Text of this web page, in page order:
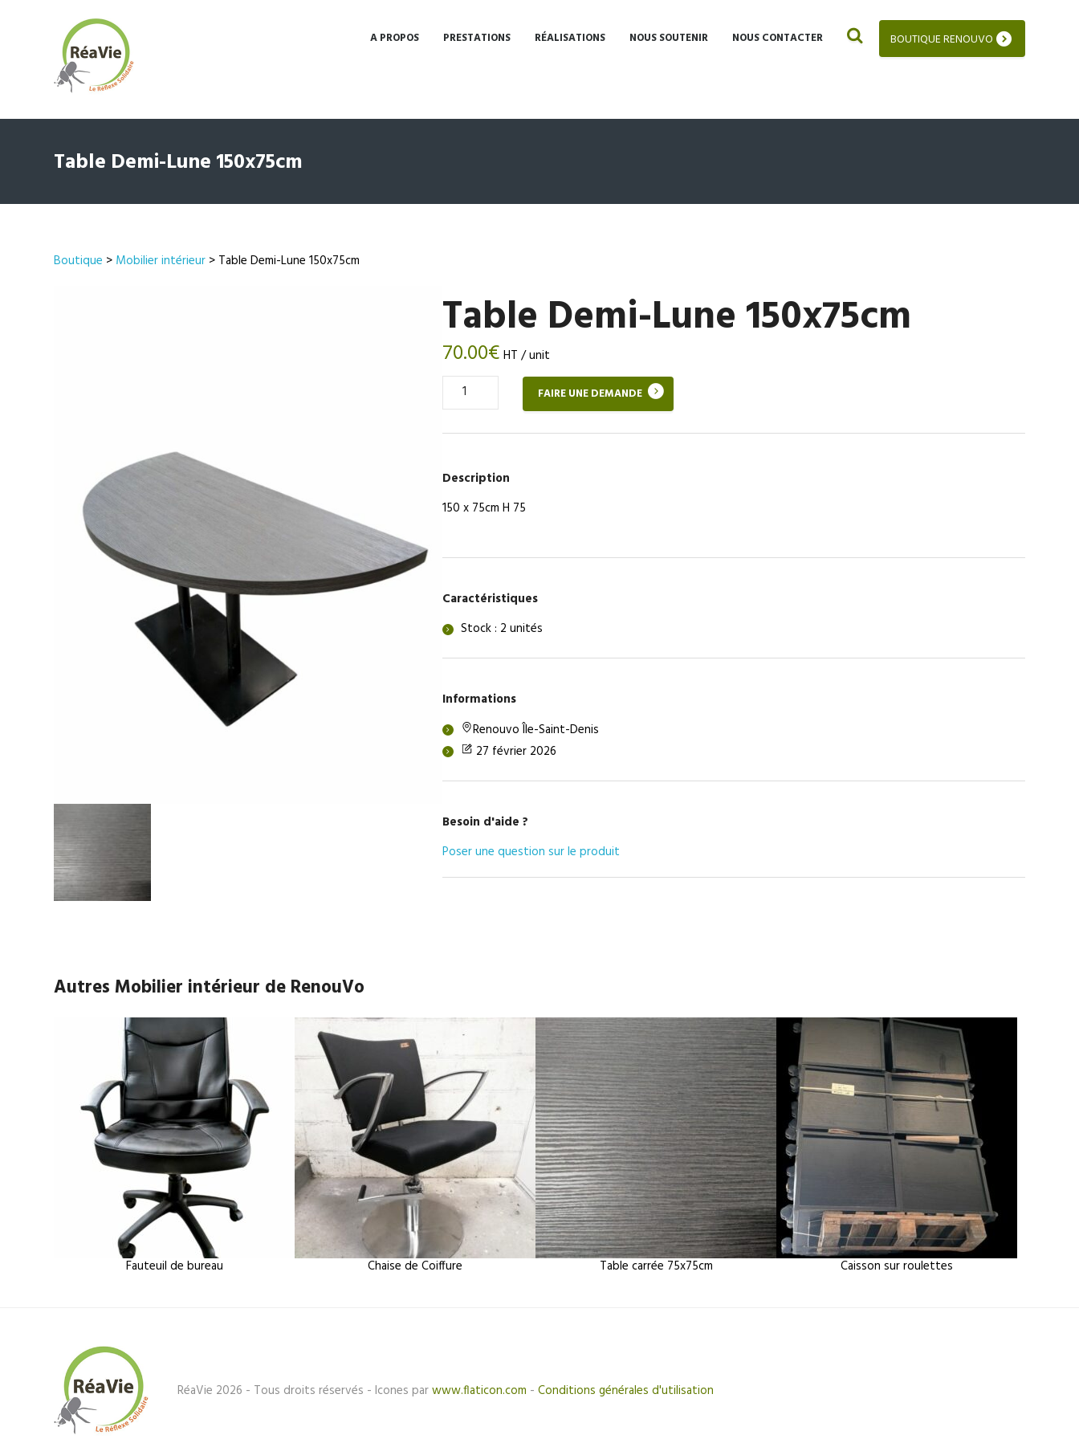
BOUTIQUE RENOUVO
A PROPOS PRESTATIONS RÉALISATIONS NOUS SOUTENIR NOUS CONTACTER
Table Demi-Lune 150x75cm
Boutique > Mobilier intérieur > Table Demi-Lune 150x75cm
Table Demi-Lune 150x75cm
70.00€ HT / unit
Quantité
Demi-
150x75cm
FAIRE UNE DEMANDE
Description
150 x 75cm H 75
Caractéristiques
Stock : 2 unités
Informations
Renouvo Île-Saint-Denis
27 février 2026
Besoin d'aide ?
Poser une question sur le produit
Autres Mobilier intérieur de RenouVo
Fauteuil de bureau Chaise de Coiffure Table carrée 75x75cm Caisson sur roulettes
RéaVie 2026 - Tous droits réservés - Icones parwww.flaticon.com - Conditions générales d'utilisation